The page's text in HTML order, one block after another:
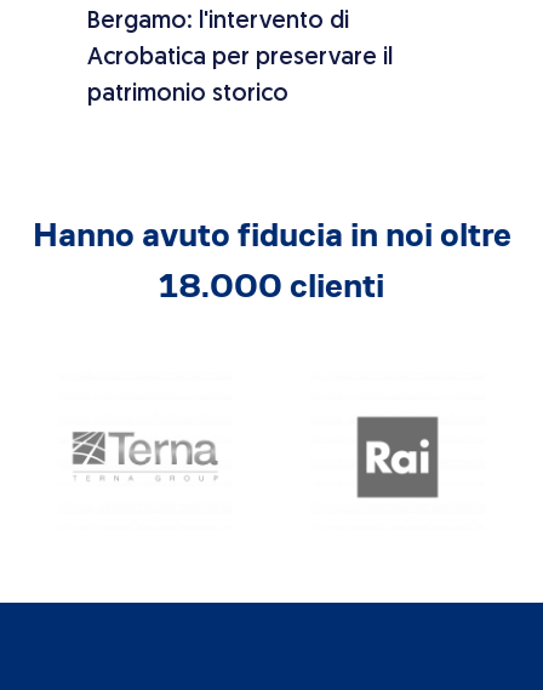
Bergamo: l'intervento di
Acrobatica per preservare il
patrimonio storico
Hanno avuto fiducia in noi oltre
18.000 clienti